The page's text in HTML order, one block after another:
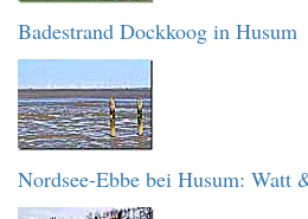
Badestrand Dockkoog in Husum
Nordsee-Ebbe bei Husum: Watt